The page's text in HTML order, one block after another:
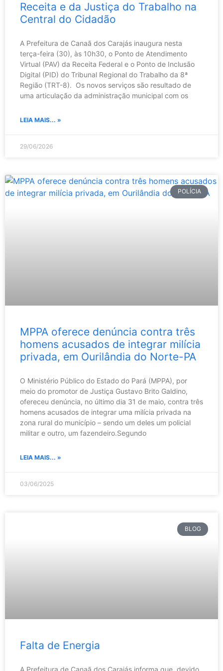
Receita e da Justiça do Trabalho na
Central do Cidadão
A Prefeitura de Canaã dos Carajás inaugura nesta
terça-feira (30), às 10h30, o Ponto de Atendimento
Virtual (PAV) da Receita Federal e o Ponto de Inclusão
Digital (PID) do Tribunal Regional do Trabalho da 8ª
Região (TRT-8). Os novos serviços são resultado de
uma articulação da administração municipal com os
LEIA MAIS... »
29/06/2026
POLÍCIA
MPPA oferece denúncia contra três
homens acusados de integrar milícia
privada, em Ourilândia do Norte-PA
O Ministério Público do Estado do Pará (MPPA), por
meio do promotor de Justiça Gustavo Brito Galdino,
ofereceu denúncia, no último dia 31 de maio, contra três
homens acusados de integrar uma milícia privada na
zona rural do município – sendo um deles um policial
militar e outro, um fazendeiro.Segundo
LEIA MAIS... »
03/06/2025
BLOG
Falta de Energia